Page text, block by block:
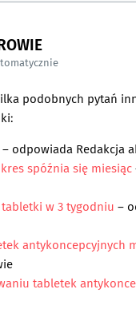
podobnych pytań
– odpowiada Redakcja
spóźnia się miesiąc
w 3 tygodniu –
antykoncepcyjnych
tabletek